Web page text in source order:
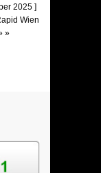
2025 ]
Wien
»